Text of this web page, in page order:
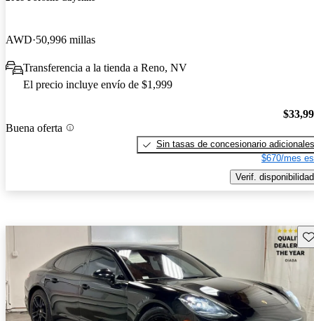
AWD 50,996 millas
Transferencia a la tienda a Reno, NV
El precio incluye envío de $1,999
Buena oferta
Sin tasas de concesionario adicionales
$670/mes
Verif. disponibilidad